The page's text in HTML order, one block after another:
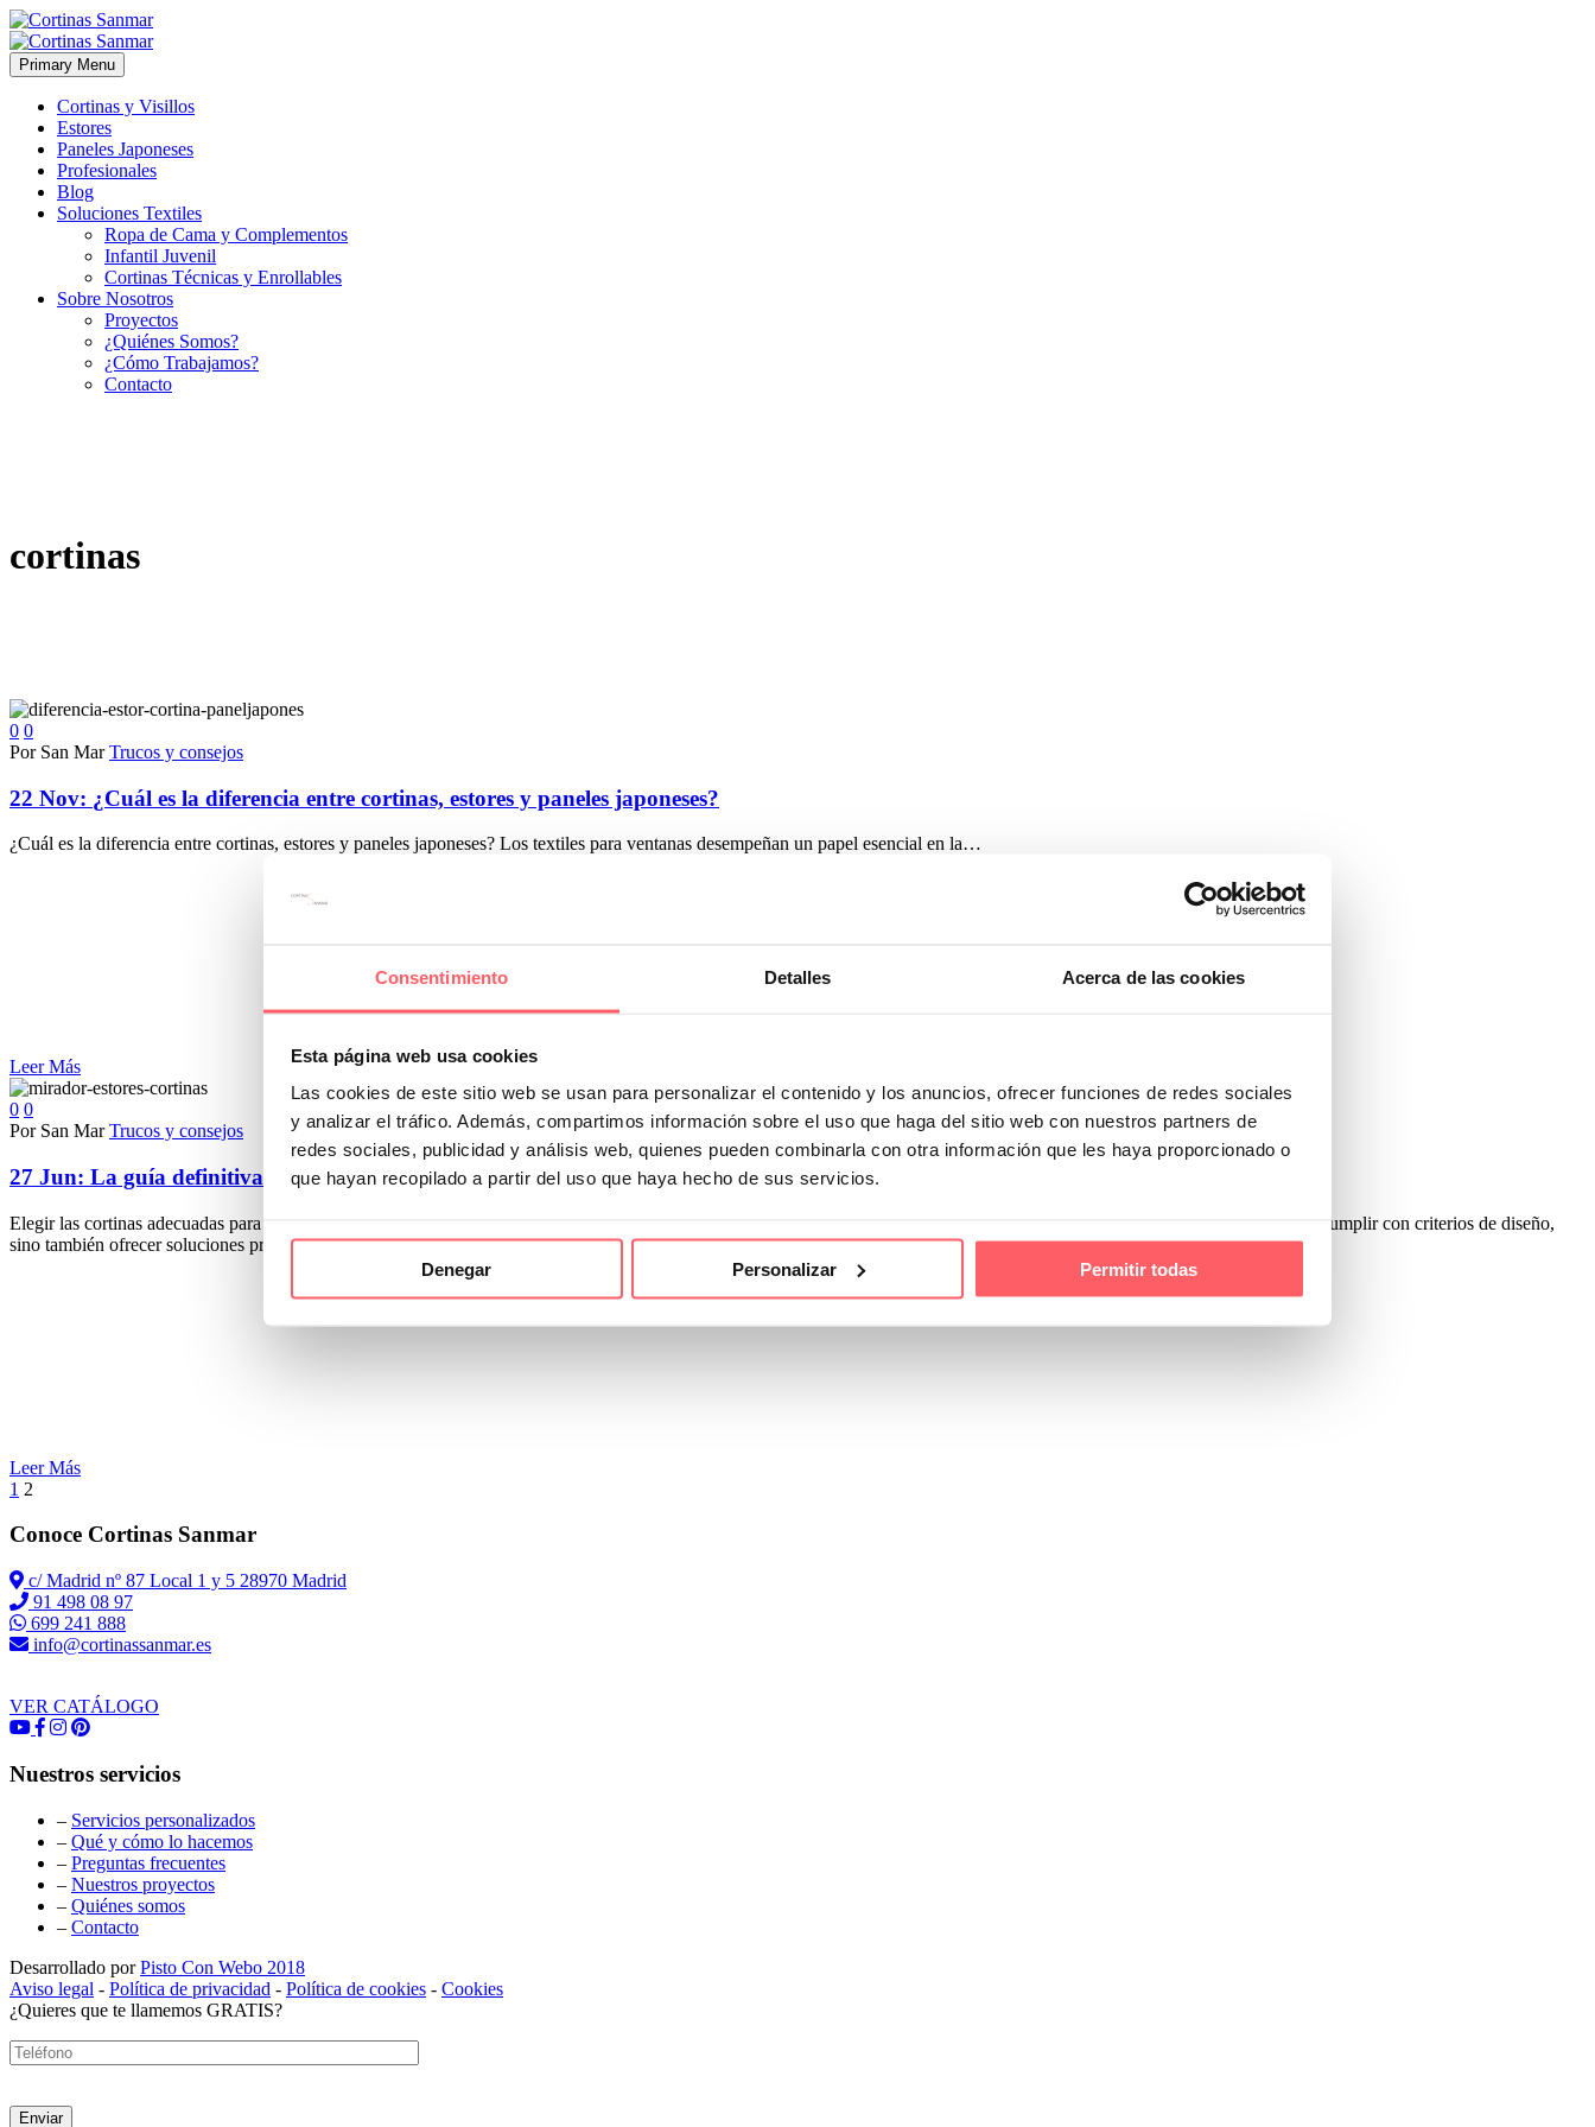
Consentimiento Detalles Acerca de las cookies
Esta página web usa cookies
Las cookies de este sitio web se usan para personalizar el contenido y los anuncios, ofrecer funciones de redes sociales
y analizar el tráfico. Además, compartimos información sobre el uso que haga del sitio web con nuestros partners de
redes sociales, publicidad y análisis web, quienes pueden combinarla con otra información que les haya proporcionado o
que hayan recopilado a partir del uso que haya hecho de sus servicios.
Denegar Personalizar Permitir todas
Primary Menu
Cortinas y Visillos
Estores
Paneles Japoneses
Profesionales
Blog
Soluciones Textiles
Ropa de Cama y Complementos
Infantil Juvenil
Cortinas Técnicas y Enrollables
Sobre Nosotros
Proyectos
¿Quiénes Somos?
¿Cómo Trabajamos?
Contacto
cortinas
0 0
Por San Mar Trucos y consejos
22 Nov: ¿Cuál es la diferencia entre cortinas, estores y paneles japoneses?
¿Cuál es la diferencia entre cortinas, estores y paneles japoneses? Los textiles para ventanas desempeñan un papel esencial en la…
Leer Más
0 0
Por San Mar Trucos y consejos
27 Jun: La guía definitiva de las cortinas para miradores que debes conocer
Elegir las cortinas adecuadas para tu mirador puede transformar por completo la estética y funcionalidad de este espacio tan especial. Las cortinas para miradores no solo deben cumplir con criterios de diseño,
sino también ofrecer soluciones prácticas para el control de la luz y la privacidad.
Leer Más
1 2
Conoce Cortinas Sanmar
c/ Madrid nº 87 Local 1 y 5 28970 Madrid
91 498 08 97
699 241 888
info@cortinassanmar.es
VER CATÁLOGO
Nuestros servicios
– Servicios personalizados
– Qué y cómo lo hacemos
– Preguntas frecuentes
– Nuestros proyectos
– Quiénes somos
– Contacto
Desarrollado porPisto Con Webo 2018
Aviso legal - Política de privacidad - Política de cookies - Cookies
¿Quieres que te llamemos GRATIS?